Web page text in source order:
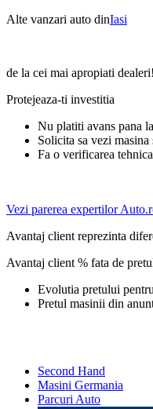
Alte vanzari auto dinIasi
de la cei mai apropiati dealeri!
Protejeaza-ti investitia
Nu platiti avans pana
Solicita sa vezi masina
Fa o verificarea
Vezi parerea expertilor
Avantaj client reprezinta
Avantaj client % fata de
Evolutia pretului
Pretul masinii din
Second Hand
Masini Germania
Parcuri Auto